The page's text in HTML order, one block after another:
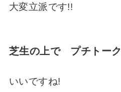
大変立派です!!
芝生の上で プチトーク
いいですね!